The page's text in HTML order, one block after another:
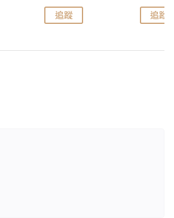
追蹤 追蹤